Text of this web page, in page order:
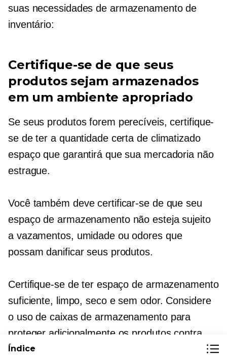
suas necessidades de armazenamento de
inventário:
Certifique-se de que seus
produtos sejam armazenados
em um ambiente apropriado
Se seus produtos forem perecíveis, certifique-
se de ter a quantidade certa de climatizado
espaço que garantirá que sua mercadoria não
estrague.
Você também deve certificar-se de que seu
espaço de armazenamento não esteja sujeito
a vazamentos, umidade ou odores que
possam danificar seus produtos.
Certifique-se de ter espaço de armazenamento
suficiente, limpo, seco esem odor. Considere
o uso de caixas de armazenamento para
proteger adicionalmente os produtos contra
esses tipos de riscos.
Índice